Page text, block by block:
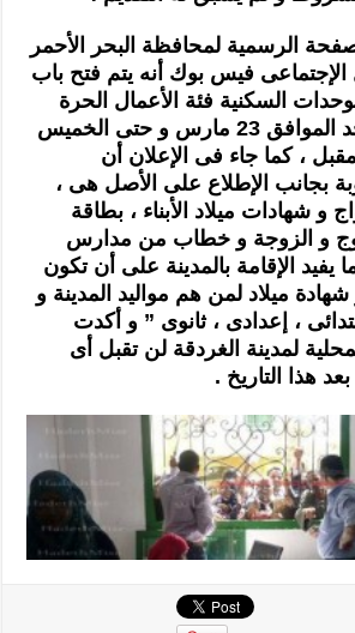
الرسمية لمحافظة البحر الأحمر
الإجتماعى فيس بوك أنه يتم فتح باب
السكنية فئة الأعمال الحرة
فى الفترة من الأحد الموافق 23 مارس و حتى الخميس
، كما جاء فى الإعلان أن
بجانب الإطلاع على الأصل هى ،
و شهادات ميلاد الأبناء ، بطاقة
و الزوجة و خطاب من مدارس
ما يفيد الإقامة بالمدينة على أن تكون
1998 ، و شهادة ميلاد لمن هم مواليد المدينة و
، إعدادى ، ثانوى ” و أكدت
لمدينة الغردقة لن تقبل أى
هذا التاريخ .